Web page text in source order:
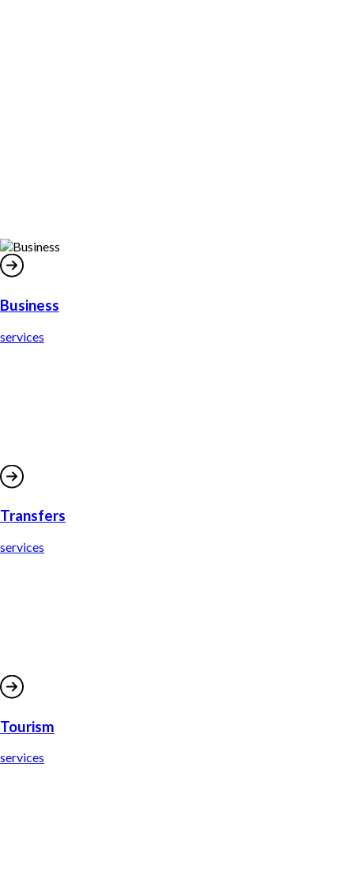
Business
services
Transfers
services
Tourism
services